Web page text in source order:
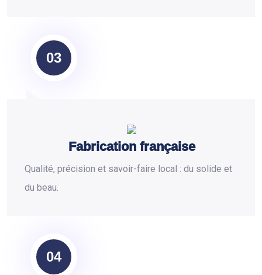
03
Fabrication française
Qualité, précision et savoir-faire local : du solide et
du beau.
04